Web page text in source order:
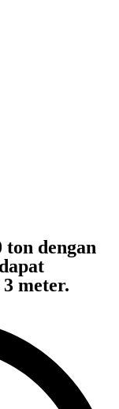
dengan
meter.